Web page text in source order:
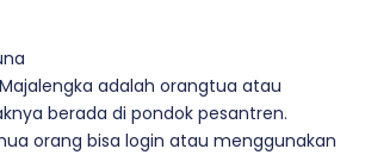
adalah orangtua atau
berada di pondok pesantren.
orang bisa login atau menggunakan